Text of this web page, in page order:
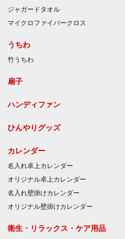
ジャガードタオル
マイクロファイバークロス
うちわ
竹うちわ
扇子
ハンディファン
ひんやりグッズ
カレンダー
名入れ卓上カレンダー
オリジナル卓上カレンダー
名入れ壁掛けカレンダー
オリジナル壁掛けカレンダー
衛生・リラックス・ケア用品